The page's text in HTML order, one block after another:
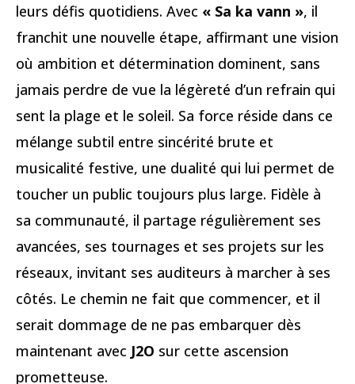
leurs défis quotidiens. Avec « Sa ka vann », il
franchit une nouvelle étape, affirmant une vision
où ambition et détermination dominent, sans
jamais perdre de vue la légèreté d’un refrain qui
sent la plage et le soleil. Sa force réside dans ce
mélange subtil entre sincérité brute et
musicalité festive, une dualité qui lui permet de
toucher un public toujours plus large. Fidèle à
sa communauté, il partage régulièrement ses
avancées, ses tournages et ses projets sur les
réseaux, invitant ses auditeurs à marcher à ses
côtés. Le chemin ne fait que commencer, et il
serait dommage de ne pas embarquer dès
maintenant avec J2O sur cette ascension
prometteuse.